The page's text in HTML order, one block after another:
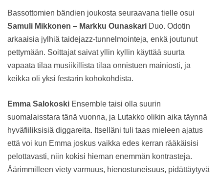
Bassottomien bändien joukosta seuraavana tielle osui
Samuli Mikkonen – Markku Ounaskari Duo. Odotin
arkaaisia jylhiä taidejazz-tunnelmointeja, enkä joutunut
pettymään. Soittajat saivat yllin kyllin käyttää suurta
vapaata tilaa musiikillista tilaa onnistuen mainiosti, ja
keikka oli yksi festarin kohokohdista.
Emma Salokoski Ensemble taisi olla suurin
suomalaisstara tänä vuonna, ja Lutakko olikin aika täynnä
hyväfiiliksisiä diggareita. Itselläni tuli taas mieleen ajatus
että voi kun Emma joskus vaikka edes kerran rääkäisisi
pelottavasti, niin kokisi hieman enemmän kontrasteja.
Äärimmilleen viety varmuus, hienostuneisuus, pidättäytyvä